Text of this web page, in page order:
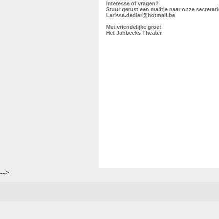
Interesse of vragen?
Stuur gerust een mailtje naar onze
Larissa.dedier@hotmail.be
Met vriendelijke groet
Het Jabbeeks Theater
-->